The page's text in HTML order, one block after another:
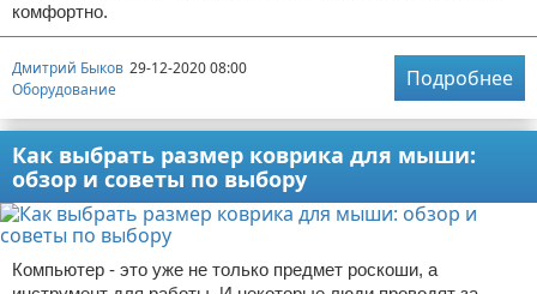
комфортно.
Дмитрий Быков 29-12-2020 08:00
Оборудование
Подробнее
Как выбрать размер коврика для мыши:
обзор и советы по выбору
Компьютер - это уже не только предмет роскоши, а